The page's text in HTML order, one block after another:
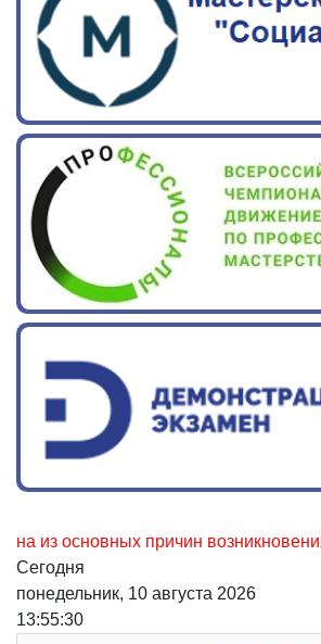
основных причин возникновения
Сегодня
понедельник, 10 августа 2026
13:55:31